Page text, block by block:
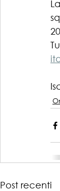
Post recenti